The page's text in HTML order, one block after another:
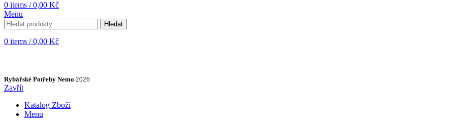
0 items / 0,00 Kč
Menu
Hledat
0 items / 0,00 Kč
Rybářské Potřeby Nemo 2026
Zavřít
Katalog Zboží
Menu